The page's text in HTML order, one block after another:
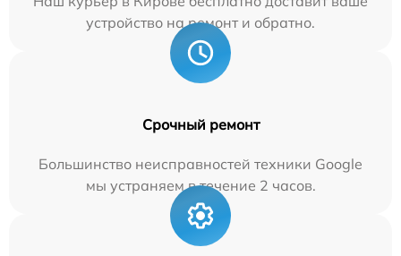
устройство на ремонт и обратно.
Срочный ремонт
Большинство неисправностей техники Google
мы устраняем в течение 2 часов.